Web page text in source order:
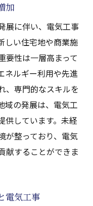
の取得
昇進の機会
歴書の作成術
続的な学び
県川崎市川崎区
気工事の関係
加
展に伴い、電気工事
しい住宅地や商業施
要性は一層高まって
ネルギー利用や先進
、専門的なスキルを
域の発展は、電気工
供しています。未経
が整っており、電気
献することができま
電気工事